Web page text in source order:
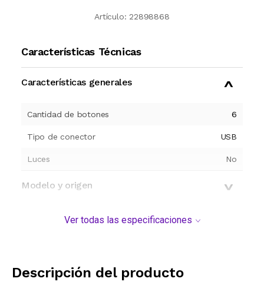
Artículo: 22898868
Características Técnicas
Características generales
Cantidad de botones 6
Tipo de conector USB
Luces No
Modelo y origen
Ver todas las especificaciones
Descripción del producto